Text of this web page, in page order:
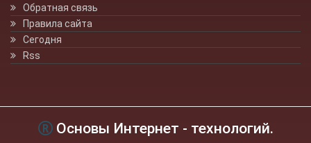
Обратная связь
Правила сайта
Сегодня
Rss
Основы Интернет - технологий.